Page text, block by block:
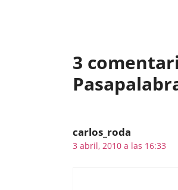
3
carlos_roda
3 abril, 2010 a las 16:33